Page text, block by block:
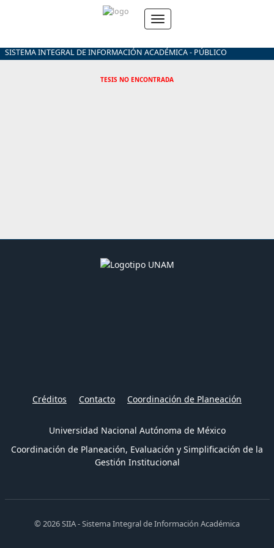
SISTEMA INTEGRAL DE INFORMACIÓN ACADÉMICA - PÚBLICO
TESIS NO ENCONTRADA
Créditos Contacto Coordinación de Planeación
Universidad Nacional Autónoma de México
Coordinación de Planeación, Evaluación y Simplificación de la
Gestión Institucional
© 2026 SIIA - Sistema Integral de Información Académica